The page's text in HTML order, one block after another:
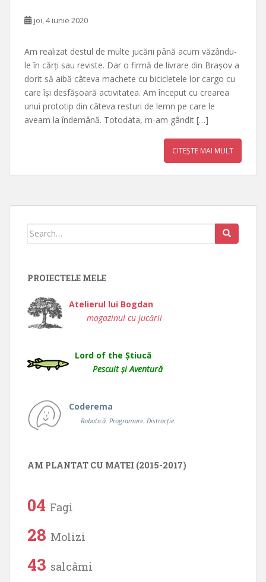
joi, 4 iunie 2020
Am realizat destul de multe jucării până acum văzându-
le în cărți sau reviste. Dar o firmă de livrare din Brașov a
dorit să aibă câteva machete cu bicicletele lor cargo cu
care își desfășoară activitatea. Am început cu crearea
unui prototip din câteva resturi de lemn pe care le
aveam la îndemână. Totodata, m-am gândit […]
CITEȘTE MAI MULT
Search
PROIECTELE MELE
Atelierul lui Bogdan
magazinul cu jucării
Lord of the Știucă
Pescuit și Aventură
Coderema
Robotică. Programare. Distracție.
AM PLANTAT CU MATEI (2015-2017)
04 Fagi
28 Molizi
43 salcâmi